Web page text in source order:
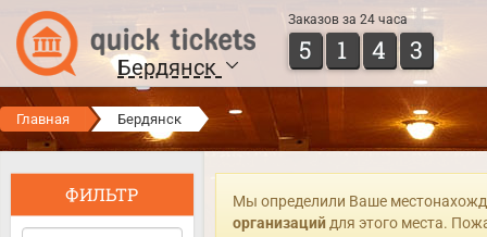
Бердянск
Заказов за 24 часа
5 1 4 3
Главная Бердянск
ФИЛЬТР
Мы определили Ваше
организацийдля этого места.